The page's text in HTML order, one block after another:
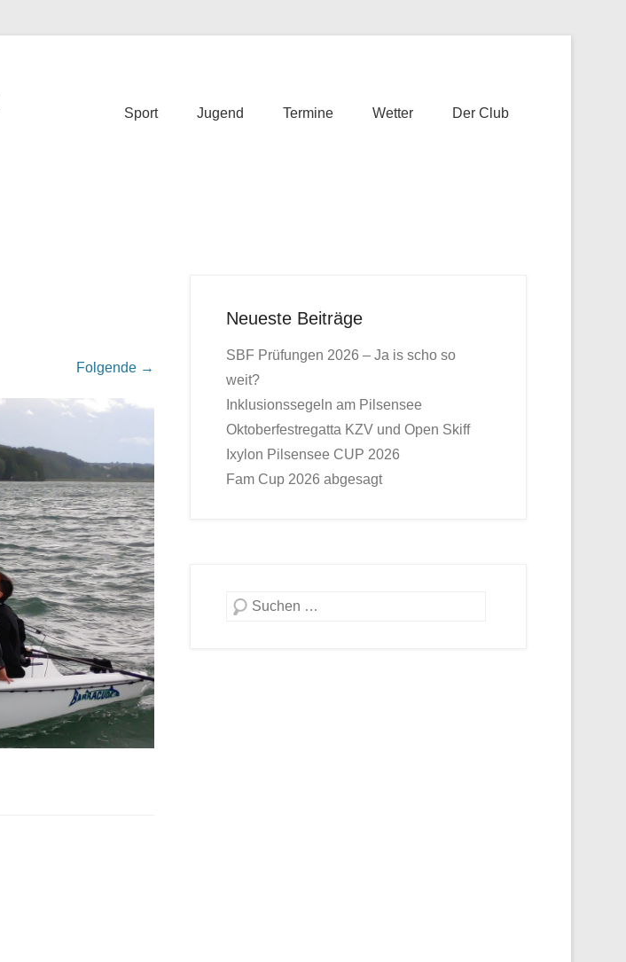
Sport Jugend Termine Wetter Der Club
Folgende →
Neueste Beiträge
SBF Prüfungen 2026 – Ja is scho so
weit?
Inklusionssegeln am Pilsensee
Oktoberfestregatta KZV und Open Skiff
Ixylon Pilsensee CUP 2026
Fam Cup 2026 abgesagt
Suche